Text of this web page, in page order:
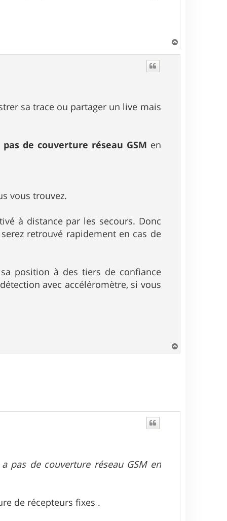
a
sa trace ou partager un live mais
pas de couverture réseau GSM en
vous trouvez.
à distance par les secours. Donc
retrouvé rapidement en cas de
position à des tiers de confiance
avec accéléromètre, si vous
a
pas de couverture réseau GSM en
de récepteurs fixes .